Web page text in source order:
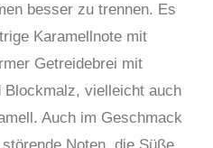
besser zu trennen. Es
Karamellnote mit
Getreidebrei mit
Blockmalz, vielleicht auch
Auch im Geschmack